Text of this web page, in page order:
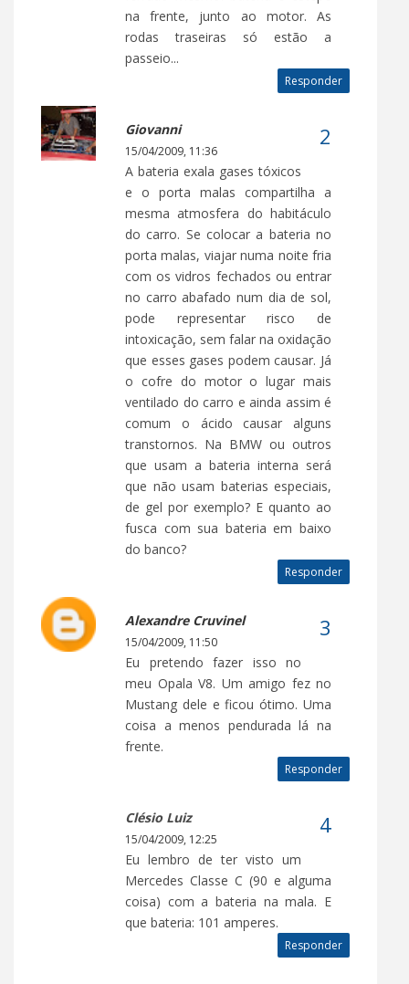
na frente, junto ao motor. As
rodas traseiras só estão a
passeio...
Responder
Giovanni
15/04/2009, 11:36
A bateria exala gases tóxicos
e o porta malas compartilha a
mesma atmosfera do habitáculo
do carro. Se colocar a bateria no
porta malas, viajar numa noite fria
com os vidros fechados ou entrar
no carro abafado num dia de sol,
pode representar risco de
intoxicação, sem falar na oxidação
que esses gases podem causar. Já
o cofre do motor o lugar mais
ventilado do carro e ainda assim é
comum o ácido causar alguns
transtornos. Na BMW ou outros
que usam a bateria interna será
que não usam baterias especiais,
de gel por exemplo? E quanto ao
fusca com sua bateria em baixo
do banco?
Responder
Alexandre Cruvinel
15/04/2009, 11:50
Eu pretendo fazer isso no
meu Opala V8. Um amigo fez no
Mustang dele e ficou ótimo. Uma
coisa a menos pendurada lá na
frente.
Responder
Clésio Luiz
15/04/2009, 12:25
Eu lembro de ter visto um
Mercedes Classe C (90 e alguma
coisa) com a bateria na mala. E
que bateria: 101 amperes.
Responder